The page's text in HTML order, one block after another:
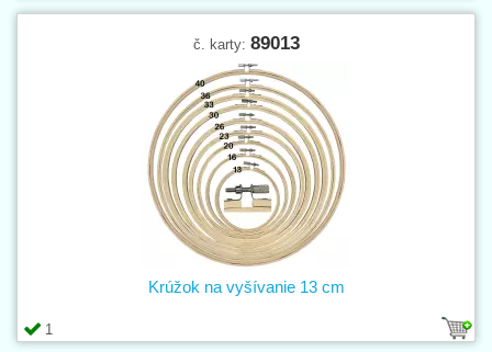
č. karty: 89013
1
Krúžok na vyšívanie 13 cm